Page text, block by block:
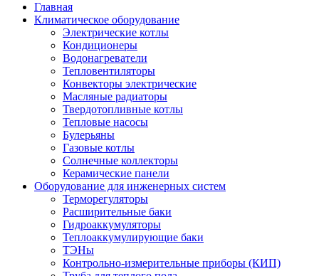
Главная
Климатическое оборудование
Электрические котлы
Кондиционеры
Водонагреватели
Тепловентиляторы
Конвекторы электрические
Масляные радиаторы
Твердотопливные котлы
Тепловые насосы
Булерьяны
Газовые котлы
Солнечные коллекторы
Керамические панели
Оборудование для инженерных систем
Терморегуляторы
Расширительные баки
Гидроаккумуляторы
Теплоаккумулирующие баки
ТЭНы
Контрольно-измерительные приборы (КИП)